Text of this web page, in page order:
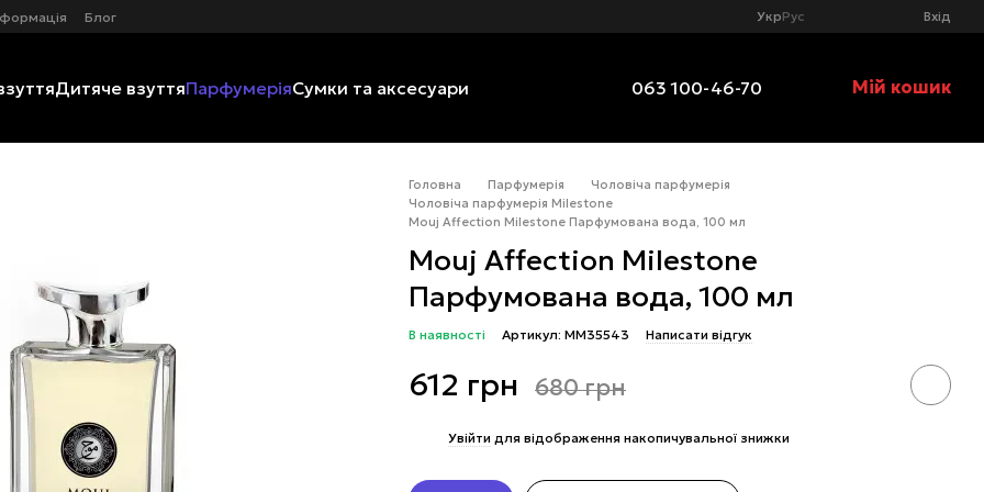
Блог УкрРус Вхід
Дитяче взуттяПарфумеріяСумки та аксесуари 063 100-46-70 Мій кошик
Головна Парфумерія
Чоловіча парфумерія
Чоловіча парфумерія Milestone
Mouj Affection Milestone Парфумована вода, 100 мл
Mouj Affection Milestone
Парфумована вода, 100 мл
В наявності Артикул: MM35543 Написати відгук
612 грн 680 грн
Увійти для відображення накопичувальної знижки